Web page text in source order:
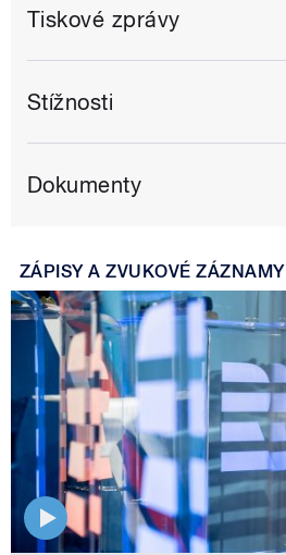
Tiskové zprávy
Stížnosti
Dokumenty
ZÁPISY A ZVUKOVÉ ZÁZNAMY